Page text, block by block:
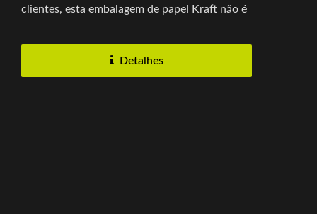
clientes, esta embalagem de papel Kraft não é
Detalhes